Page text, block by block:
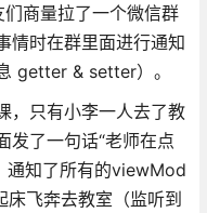
商量拉了一个微信群
情时在群里面进行通知
getter & setter）。
，只有小李一人去了教
发了一句话“老师在点
通知了所有的viewMod
床飞奔去教室（监听到